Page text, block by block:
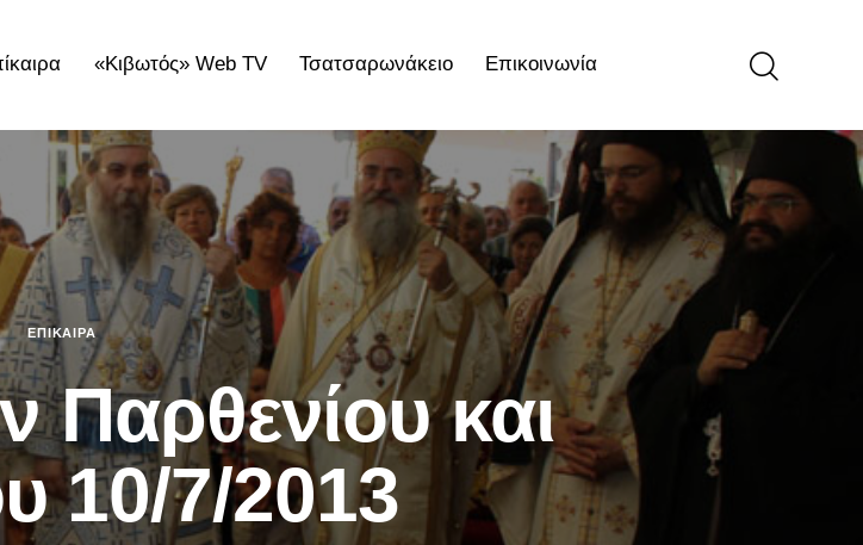
«Κιβωτός» Web TV Τσατσαρωνάκειο Επικοινωνία
Web TV Τσατσαρωνάκειο Επικοινωνία
ΕΠΊΚΑΙΡΑ
Παρθενίου και
10/7/2013